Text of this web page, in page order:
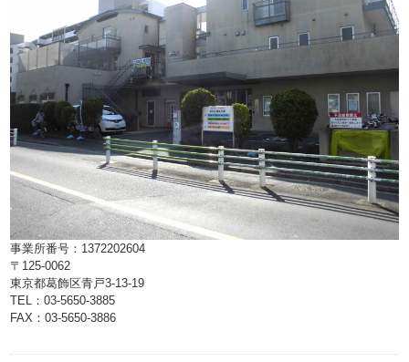
事業所番号：1372202604
〒125-0062
東京都葛飾区青戸3-13-19
TEL：03-5650-3885
FAX：03-5650-3886